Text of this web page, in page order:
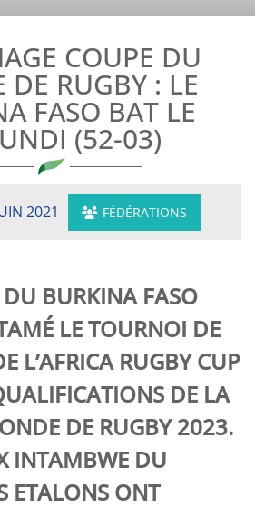
COUPE DU
DE RUGBY : LE
FASO BAT LE
(52-03)
2021 FÉDÉRATIONS
DU BURKINA FASO
LE TOURNOI DE
L’AFRICA RUGBY CUP
DE LA
DE RUGBY 2023.
INTAMBWE DU
ETALONS ONT